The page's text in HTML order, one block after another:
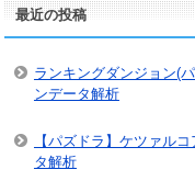
最近の投稿
ランキングダンジョン(
ンデータ解析
【パズドラ】ケツァル
タ解析